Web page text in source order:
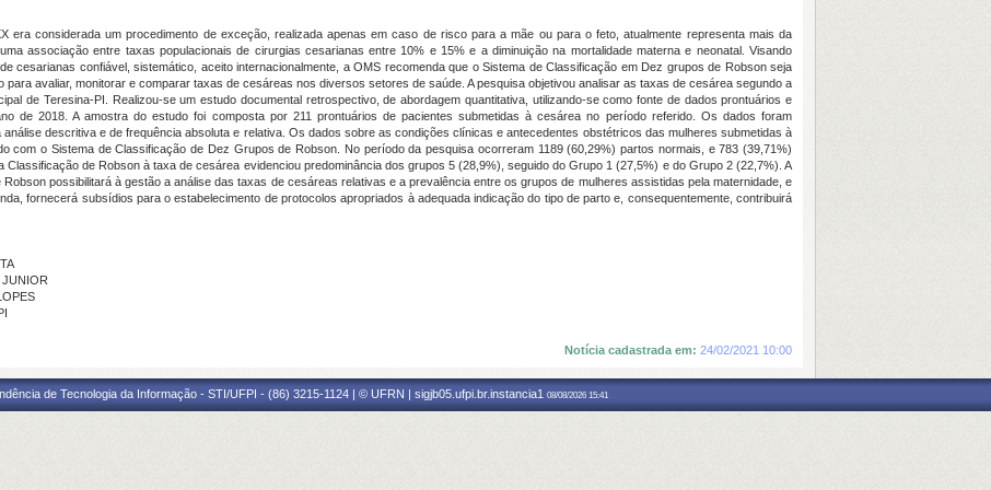
era considerada um procedimento de exceção, realizada apenas em caso de risco para a mãe ou para o feto, atualmente representa mais da
associação entre taxas populacionais de cirurgias cesarianas entre 10% e 15% e a diminuição na mortalidade materna e neonatal. Visando
cesarianas confiável, sistemático, aceito internacionalmente, a OMS recomenda que o Sistema de Classificação em Dez grupos de Robson seja
para avaliar, monitorar e comparar taxas de cesáreas nos diversos setores de saúde. A pesquisa objetivou analisar as taxas de cesárea segundo a
de Teresina-PI. Realizou-se um estudo documental retrospectivo, de abordagem quantitativa, utilizando-se como fonte de dados prontuários e
de 2018. A amostra do estudo foi composta por 211 prontuários de pacientes submetidas à cesárea no período referido. Os dados foram
descritiva e de frequência absoluta e relativa. Os dados sobre as condições clínicas e antecedentes obstétricos das mulheres submetidas à
com o Sistema de Classificação de Dez Grupos de Robson. No período da pesquisa ocorreram 1189 (60,29%) partos normais, e 783 (39,71%)
Classificação de Robson à taxa de cesárea evidenciou predominância dos grupos 5 (28,9%), seguido do Grupo 1 (27,5%) e do Grupo 2 (22,7%). A
possibilitará à gestão a análise das taxas de cesáreas relativas e a prevalência entre os grupos de mulheres assistidas pela maternidade, e
fornecerá subsídios para o estabelecimento de protocolos apropriados à adequada indicação do tipo de parto e, consequentemente, contribuirá
JUNIOR
Notícia cadastrada em: 24/02/2021 10:00
de Tecnologia da Informação - STI/UFPI - (86) 3215-1124 | © UFRN | sigjb05.ufpi.br.instancia1 08/08/2026 15:41